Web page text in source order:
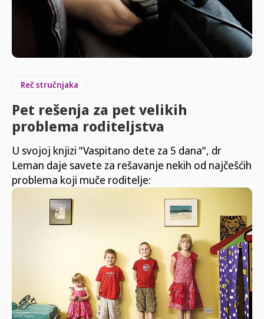
Reč stručnjaka
Pet rešenja za pet velikih
problema roditeljstva
U svojoj knjizi "Vaspitano dete za 5 dana", dr
Leman daje savete za rešavanje nekih od najčešćih
problema koji muče roditelje: